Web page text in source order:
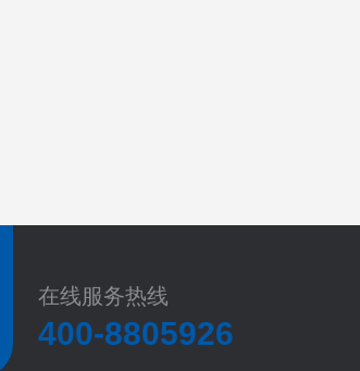
在线服务热线
400-8805926